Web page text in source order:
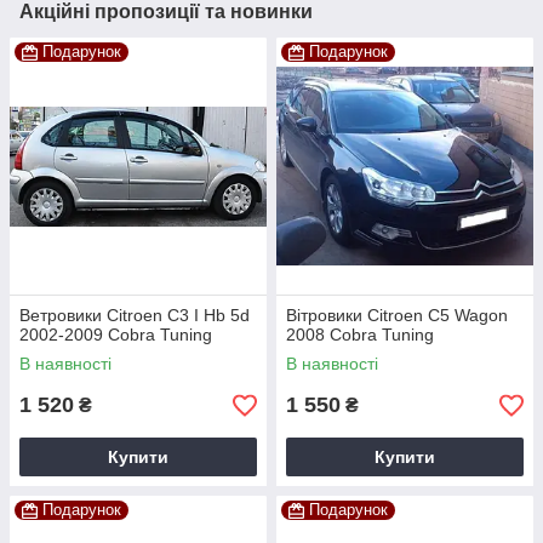
Акційні пропозиції та новинки
Подарунок
Ветровики Citroen C3 I Hb 5d
2002-2009 Cobra Tuning
В наявності
1 520 ₴
Купити
Подарунок
Вітровики Citroen C5 Wagon
2008 Cobra Tuning
В наявності
1 550 ₴
Купити
Подарунок Подарунок